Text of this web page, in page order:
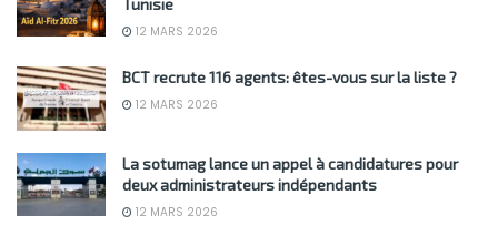
Tunisie
12 MARS 2026
BCT recrute 116 agents: êtes-vous sur la liste ?
12 MARS 2026
La sotumag lance un appel à candidatures pour
deux administrateurs indépendants
12 MARS 2026